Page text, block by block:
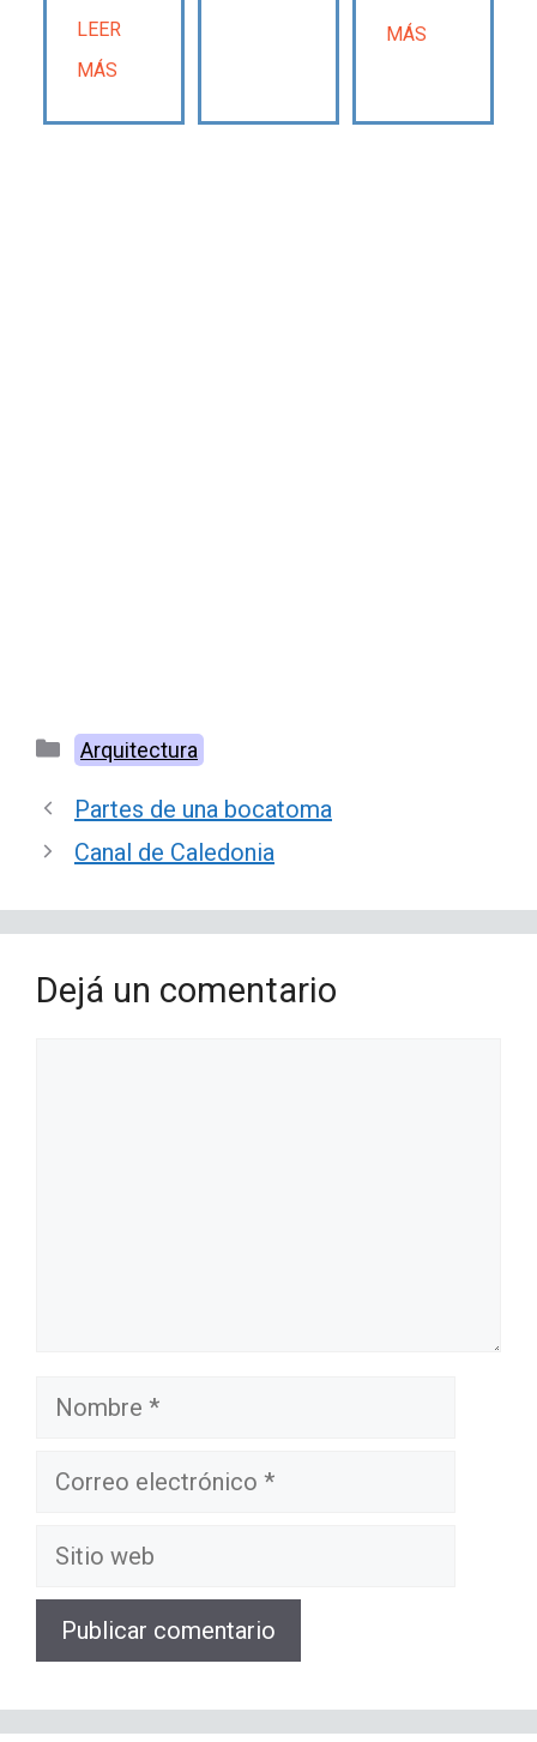
LEER
MÁS
MÁS
Categorías
Arquitectura
Partes de una bocatoma
Canal de Caledonia
Dejá un comentario
Nombre
Correo
Sitio